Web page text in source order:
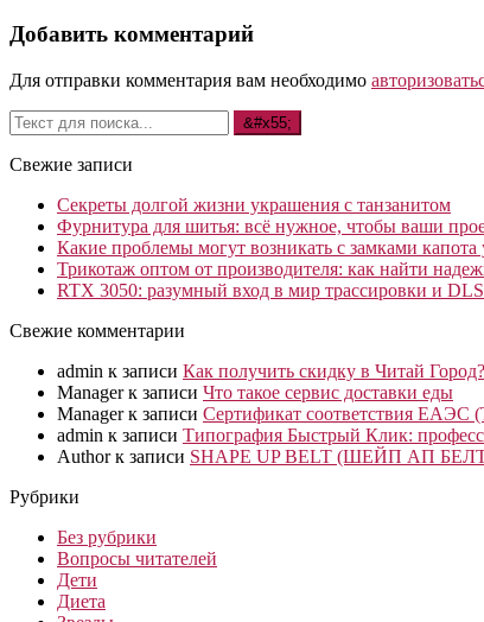
Добавить комментарий
Для отправки комментария вам необходимо
Свежие записи
Секреты долгой жизни украшения с танзанитом
Фурнитура для шитья: всё нужное, чтобы ваши
Какие проблемы могут возникать с замками
Трикотаж оптом от производителя: как найти
RTX 3050: разумный вход в мир трассировки и
Свежие комментарии
admin к записи Как получить скидку в Читай Город?
Managerк записи Что такое сервис доставки еды
Managerк записи Сертификат соответствия ЕАЭС
admin к записи Типография Быстрый Клик:
Authorк записи SHAPE UP BELT (ШЕЙП АП
Рубрики
Без рубрики
Вопросы читателей
Дети
Диета